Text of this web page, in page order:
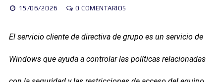
15/06/2026 0 COMENTARIOS
El servicio cliente de directiva de grupo es un servicio de
Windows que ayuda a controlar las políticas relacionadas